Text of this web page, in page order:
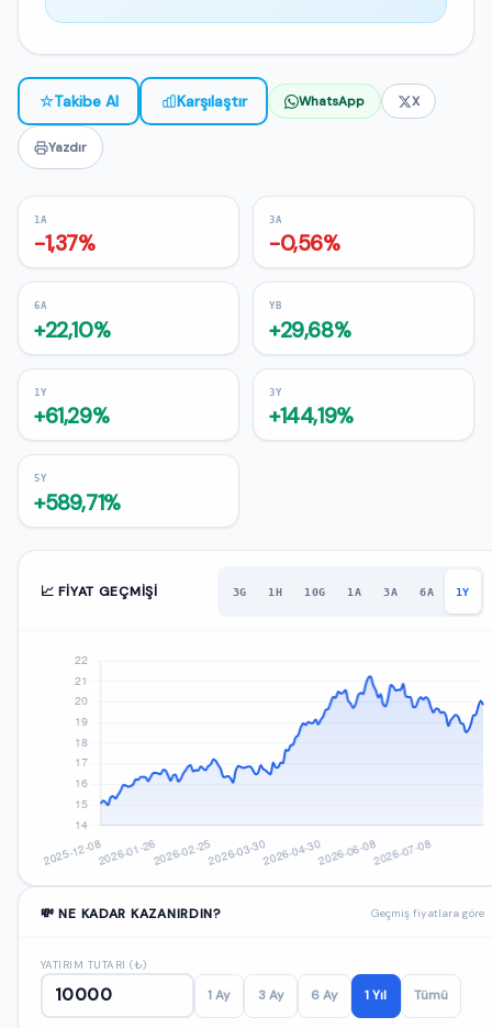
☆Takibe Al Karşılaştır WhatsApp X
Yazdır
1A
-1,37%
3A
-0,56%
6A
+22,10%
YB
+29,68%
1Y
+61,29%
3Y
+144,19%
5Y
+589,71%
📈 FIYAT GEÇMIŞI 3G 1H 10G 1A 3A 6A 1Y
💸 NE KADAR KAZANIRDIN? Geçmiş fiyatlara göre
YATIRIM TUTARI (₺)
1 Ay 3 Ay 6 Ay 1 Yıl Tümü